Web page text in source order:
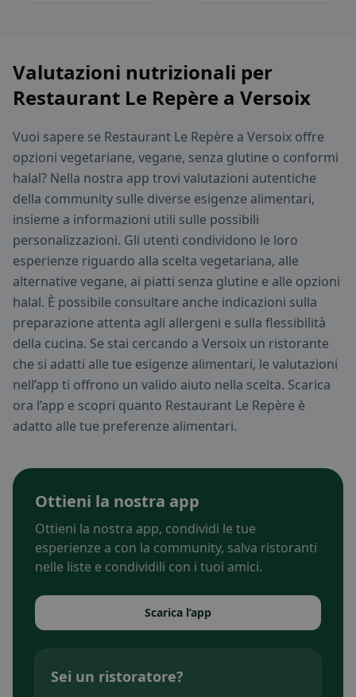
Valutazioni nutrizionali per
Restaurant Le Repère a Versoix
Vuoi sapere se Restaurant Le Repère a Versoix offre
opzioni vegetariane, vegane, senza glutine o conformi
halal? Nella nostra app trovi valutazioni autentiche
della community sulle diverse esigenze alimentari,
insieme a informazioni utili sulle possibili
personalizzazioni. Gli utenti condividono le loro
esperienze riguardo alla scelta vegetariana, alle
alternative vegane, ai piatti senza glutine e alle opzioni
halal. È possibile consultare anche indicazioni sulla
preparazione attenta agli allergeni e sulla flessibilità
della cucina. Se stai cercando a Versoix un ristorante
che si adatti alle tue esigenze alimentari, le valutazioni
nell’app ti offrono un valido aiuto nella scelta. Scarica
ora l’app e scopri quanto Restaurant Le Repère è
adatto alle tue preferenze alimentari.
Ottieni la nostra app
Ottieni la nostra app, condividi le tue
esperienze a con la community, salva ristoranti
nelle liste e condividili con i tuoi amici.
Scarica l’app
Sei un ristoratore?